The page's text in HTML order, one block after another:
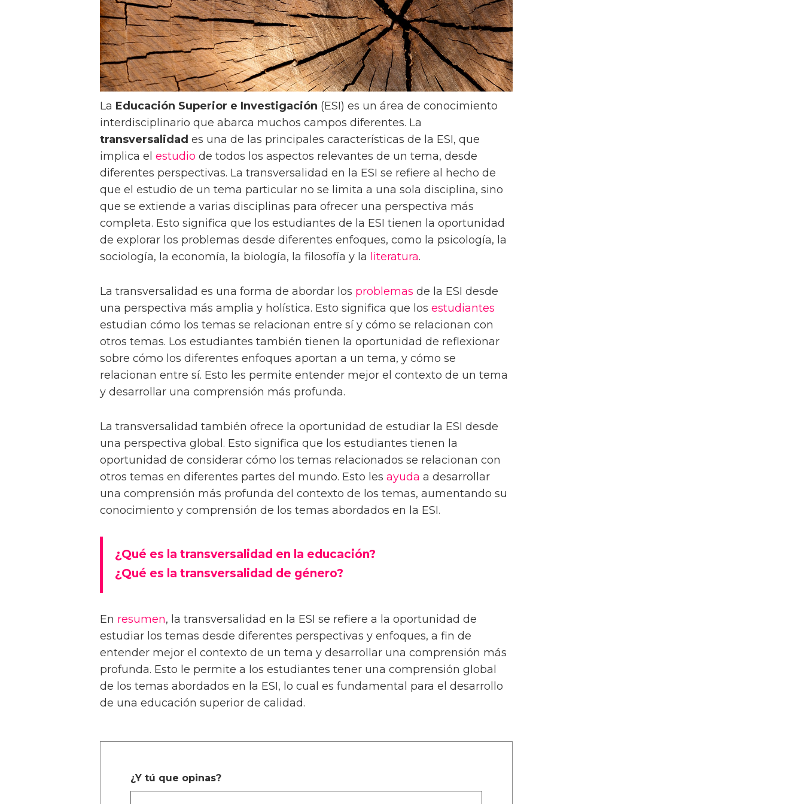
La Educación Superior e Investigación (ESI) es un área de conocimiento
interdisciplinario que abarca muchos campos diferentes. La
transversalidad es una de las principales características de la ESI, que
implica el estudio de todos los aspectos relevantes de un tema, desde
diferentes perspectivas. La transversalidad en la ESI se refiere al hecho de
que el estudio de un tema particular no se limita a una sola disciplina, sino
que se extiende a varias disciplinas para ofrecer una perspectiva más
completa. Esto significa que los estudiantes de la ESI tienen la oportunidad
de explorar los problemas desde diferentes enfoques, como la psicología, la
sociología, la economía, la biología, la filosofía y la literatura.
La transversalidad es una forma de abordar los problemas de la ESI desde
una perspectiva más amplia y holística. Esto significa que los estudiantes
estudian cómo los temas se relacionan entre sí y cómo se relacionan con
otros temas. Los estudiantes también tienen la oportunidad de reflexionar
sobre cómo los diferentes enfoques aportan a un tema, y cómo se
relacionan entre sí. Esto les permite entender mejor el contexto de un tema
y desarrollar una comprensión más profunda.
La transversalidad también ofrece la oportunidad de estudiar la ESI desde
una perspectiva global. Esto significa que los estudiantes tienen la
oportunidad de considerar cómo los temas relacionados se relacionan con
otros temas en diferentes partes del mundo. Esto les ayuda a desarrollar
una comprensión más profunda del contexto de los temas, aumentando su
conocimiento y comprensión de los temas abordados en la ESI.
¿Qué es la transversalidad en la educación?
¿Qué es la transversalidad de género?
En resumen, la transversalidad en la ESI se refiere a la oportunidad de
estudiar los temas desde diferentes perspectivas y enfoques, a fin de
entender mejor el contexto de un tema y desarrollar una comprensión más
profunda. Esto le permite a los estudiantes tener una comprensión global
de los temas abordados en la ESI, lo cual es fundamental para el desarrollo
de una educación superior de calidad.
¿Y tú que opinas?